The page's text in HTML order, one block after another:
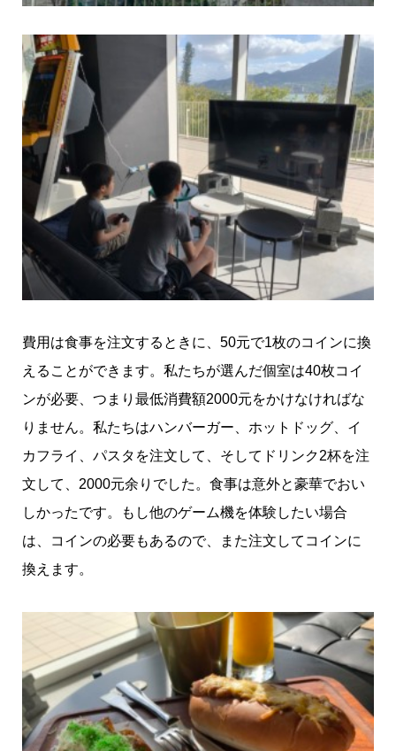
費用は食事を注文するときに、50元で1枚のコインに換
えることができます。私たちが選んだ個室は40枚コイ
ンが必要、つまり最低消費額2000元をかけなければな
りません。私たちはハンバーガー、ホットドッグ、イ
カフライ、パスタを注文して、そしてドリンク2杯を注
文して、2000元余りでした。食事は意外と豪華でおい
しかったです。もし他のゲーム機を体験したい場合
は、コインの必要もあるので、また注文してコインに
換えます。